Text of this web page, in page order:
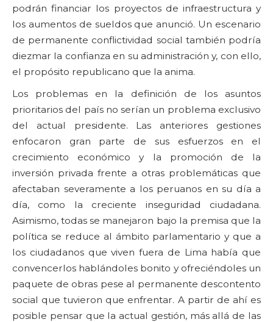
podrán financiar los proyectos de infraestructura y
los aumentos de sueldos que anunció. Un escenario
de permanente conflictividad social también podría
diezmar la confianza en su administración y, con ello,
el propósito republicano que la anima.
Los problemas en la definición de los asuntos
prioritarios del país no serían un problema exclusivo
del actual presidente. Las anteriores gestiones
enfocaron gran parte de sus esfuerzos en el
crecimiento económico y la promoción de la
inversión privada frente a otras problemáticas que
afectaban severamente a los peruanos en su día a
día, como la creciente inseguridad ciudadana.
Asimismo, todas se manejaron bajo la premisa que la
política se reduce al ámbito parlamentario y que a
los ciudadanos que viven fuera de Lima había que
convencerlos hablándoles bonito y ofreciéndoles un
paquete de obras pese al permanente descontento
social que tuvieron que enfrentar. A partir de ahí es
posible pensar que la actual gestión, más allá de las